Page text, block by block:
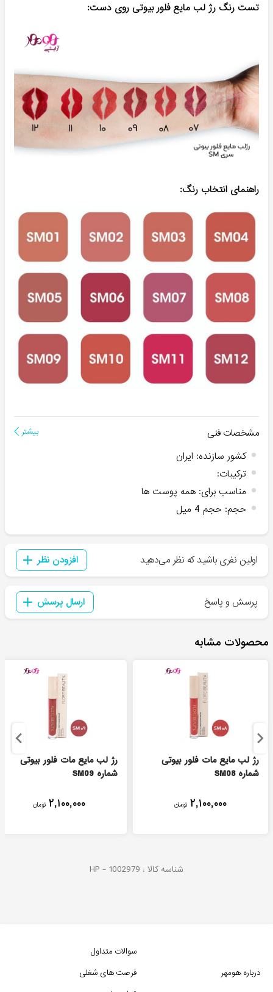
تست رنگ رژ لب مایع فلور بیوتی روی دست:
راهنمای انتخاب رنگ:
مشخصات فنی بیشتر
کشور سازنده: ایران
ترکیبات:
مناسب برای: همه پوست ها
حجم: حجم 4 میل
اولین نفری باشید که نظر می‌دهید افزودن نظر
پرسش و پاسخ ارسال پرسش
محصولات مشابه
رژ لب مایع مات فلور بیوتی
شماره SM08
۲,۱۰۰,۰۰۰ تومان
رژ لب مایع مات فلور بیوتی
شماره SM09
۲,۱۰۰,۰۰۰ تومان
شناسه کالا : HP - 1002979
درباره هومهر
سوالات متداول
فرصت های شغلی